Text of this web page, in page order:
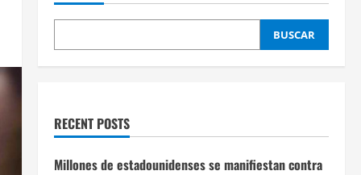
BUSCAR
RECENT POSTS
Millones de estadounidenses se manifiestan contra